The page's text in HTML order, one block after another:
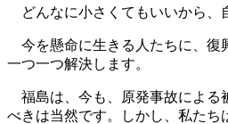
どんなに小さくてもいいから、
今を懸命に生きる人たちに、復
一つ一つ解決します。
福島は、今も、原発事故による
べきは当然です。しかし、私たち